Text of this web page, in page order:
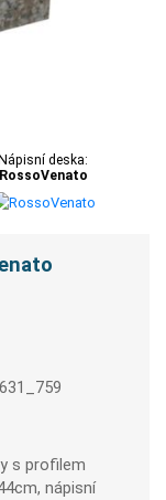
Nápisní deska:
RossoVenato
s profilem
nápisní